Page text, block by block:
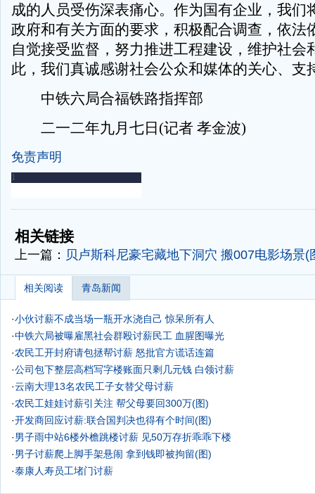
成的人员受伤深表痛心。作为国有企业，我们
政府和有关方面的要求，积极配合调查，依法
自觉接受监督，努力推进工程建设，维护社会
此，我们真诚感谢社会公众和媒体的关心、支
中铁六局合福铁路指挥部
二一二年九月七日(记者 孝金波)
免责声明
-
相关链接
上一篇： 贝卢斯科尼豪宅藏地下洞穴 搬007电影场景(
相关阅读 青岛新闻
·小伙讨薪不成当场一瓶开水浇自己 惊呆所有人
·中铁六局被曝雇黑社会群殴讨薪民工 血腥图曝光
·农民工开封府请包拯帮讨薪 怒批官方谎话连篇
·公司包下整层高档写字楼账面只剩几元钱 白领讨薪
·云南大理13名农民工子女替父母讨薪
·农民工娃娃讨薪引关注 帮父母要回300万(图)
·开发商回应讨薪:联合国判决也得有个时间(图)
·男子雨中站6楼外檐跳楼讨薪 见50万存折乖乖下楼
·男子讨薪爬上脚手架悬闹 拿到钱即被拘留(图)
·泰康人寿员工堵门讨薪